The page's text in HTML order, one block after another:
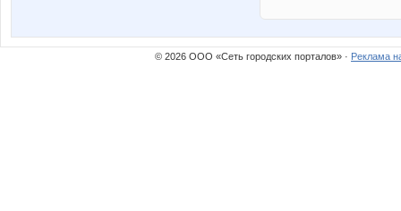
© 2026 ООО «Сеть городских порталов» · Реклама